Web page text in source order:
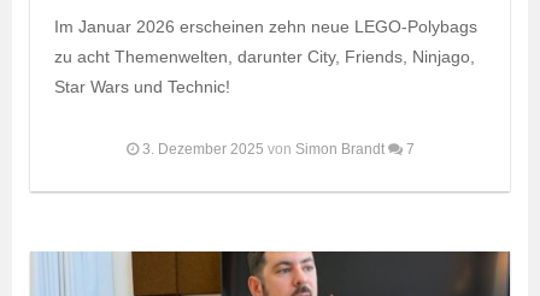
Im Januar 2026 erscheinen zehn neue LEGO-Polybags
zu acht Themenwelten, darunter City, Friends, Ninjago,
Star Wars und Technic!
3. Dezember 2025 von Simon Brandt 7